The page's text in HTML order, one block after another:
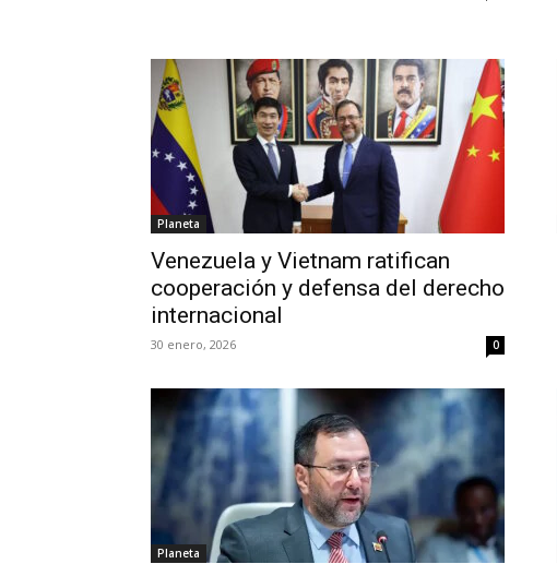
Planeta
Venezuela y Vietnam ratifican
cooperación y defensa del derecho
internacional
30 enero, 2026 0
Planeta